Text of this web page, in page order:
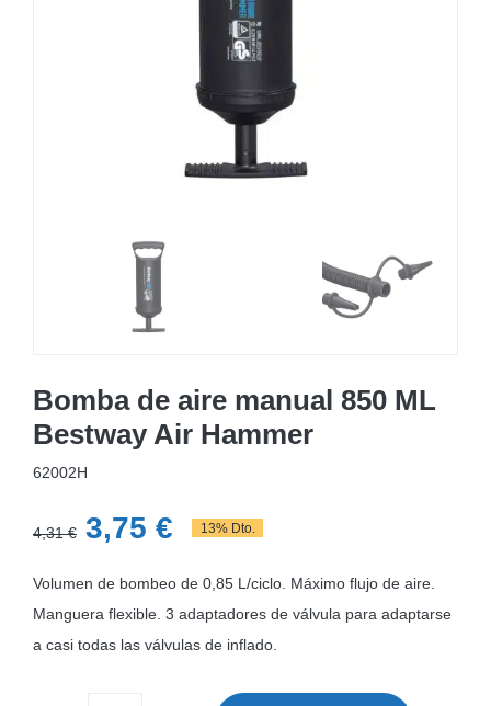
MOBILIARIO HINCHABLE
ACCESORIOS DE PISCINAS
RECAMBIOS DE PISCINAS
Bomba de aire manual 850 ML
Bestway Air Hammer
62002H
4,31€ El
original
era:
3,75 €El
actual
es:
13% Dto.
Volumen de bombeo de 0,85 L/ciclo. Máximo flujo de aire.
Manguera flexible. 3 adaptadores de válvula para adaptarse
a casi todas las válvulas de inflado.